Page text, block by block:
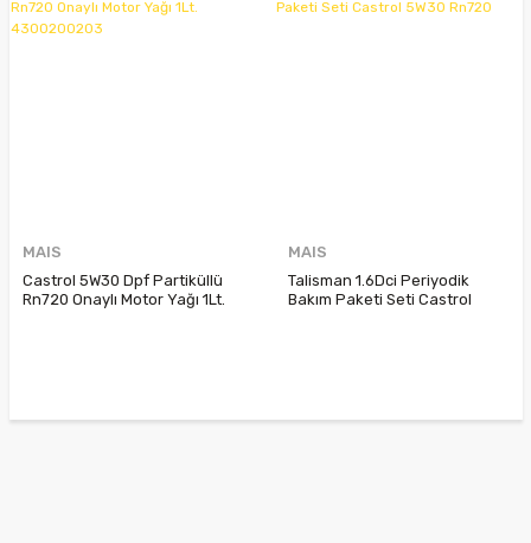
MAIS
Castrol 5W30 Dpf Partiküllü
Rn720 Onaylı Motor Yağı 1Lt.
MAIS
Talisman 1.6Dci Periyodik
Bakım Paketi Seti Castrol